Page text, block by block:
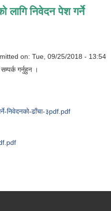
लागि निवेदन पेश गर्ने
on: Tue, 09/25/2018 - 13:54
गर्नुहुन ।
निवेदनको-ढाँचा-३pdf.pdf